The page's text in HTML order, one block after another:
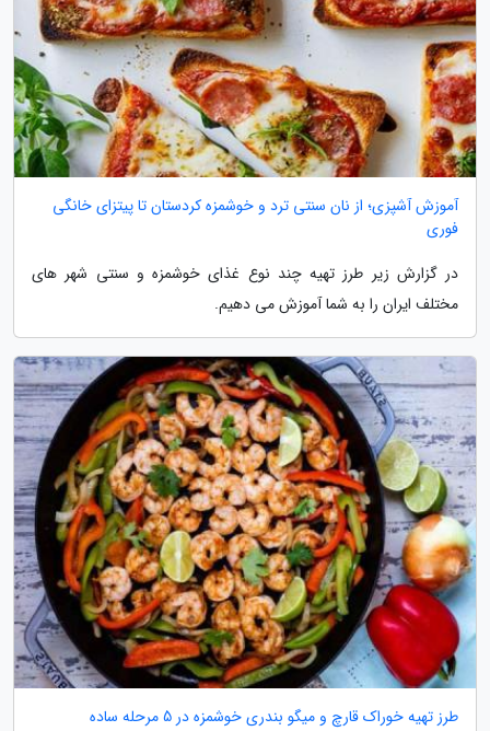
آموزش آشپزی؛ از نان سنتی ترد و خوشمزه کردستان تا پیتزای خانگی
فوری
در گزارش زیر طرز تهیه چند نوع غذای خوشمزه و سنتی شهر های
مختلف ایران را به شما آموزش می دهیم.
طرز تهیه خوراک قارچ و میگو بندری خوشمزه در 5 مرحله ساده